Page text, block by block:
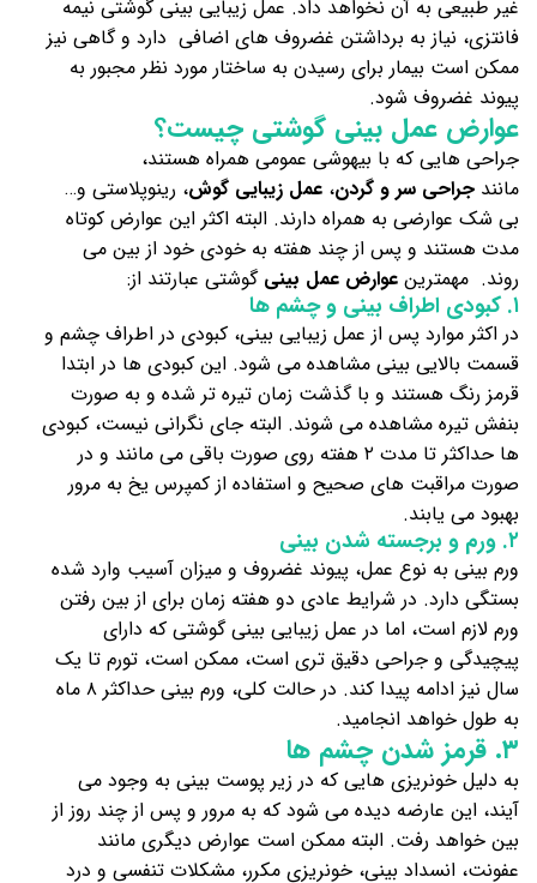
غیر طبیعی به آن نخواهد داد. عمل زیبایی بینی گوشتی نیمه
فانتزی، نیاز به برداشتن غضروف های اضافی دارد و گاهی نیز
ممکن است بیمار برای رسیدن به ساختار مورد نظر مجبور به
پیوند غضروف شود.
عوارض عمل بینی گوشتی چیست؟
جراحی هایی که با بیهوشی عمومی همراه هستند،
مانند جراحی سر و گردن، عمل زیبایی گوش، رینوپلاستی و…
بی شک عوارضی به همراه دارند. البته اکثر این عوارض کوتاه
مدت هستند و پس از چند هفته به خودی خود از بین می
روند. مهمترین عوارض عمل بینی گوشتی عبارتند از:
۱. کبودی اطراف بینی و چشم ها
در اکثر موارد پس از عمل زیبایی بینی، کبودی در اطراف چشم و
قسمت بالایی بینی مشاهده می‌ شود. این کبودی ها در ابتدا
قرمز رنگ هستند و با گذشت زمان تیره تر شده و به صورت
بنفش تیره مشاهده می شوند. البته جای نگرانی نیست، کبودی
ها حداکثر تا مدت ۲ هفته روی صورت باقی می مانند و در
صورت مراقبت های صحیح و استفاده از کمپرس یخ به مرور
بهبود می یابند.
۲. ورم و برجسته شدن بینی
ورم بینی به نوع عمل، پیوند غضروف و میزان آسیب وارد شده
بستگی دارد. در شرایط عادی دو هفته زمان برای از بین رفتن
ورم لازم است، اما در عمل زیبایی بینی گوشتی که دارای
پیچیدگی و جراحی دقیق تری است، ممکن است، تورم تا یک
سال نیز ادامه پیدا کند. در حالت کلی، ورم بینی حداکثر ۸ ماه
به طول خواهد انجامید.
۳. قرمز شدن چشم ها
به دلیل خونریزی هایی که در زیر پوست بینی به وجود می
آیند، این عارضه دیده می شود که به مرور و پس از چند روز از
بین خواهد رفت. البته ممکن است عوارض دیگری مانند
عفونت، انسداد بینی، خونریزی مکرر، مشکلات تنفسی و درد